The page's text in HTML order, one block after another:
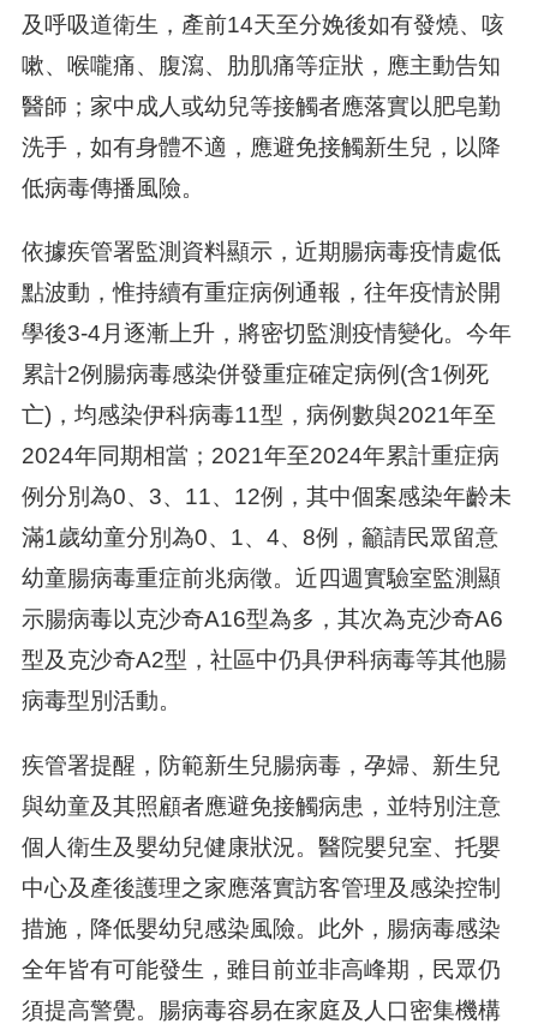
及呼吸道衛生，產前14天至分娩後如有發燒、咳
嗽、喉嚨痛、腹瀉、肋肌痛等症狀，應主動告知
醫師；家中成人或幼兒等接觸者應落實以肥皂勤
洗手，如有身體不適，應避免接觸新生兒，以降
低病毒傳播風險。
依據疾管署監測資料顯示，近期腸病毒疫情處低
點波動，惟持續有重症病例通報，往年疫情於開
學後3-4月逐漸上升，將密切監測疫情變化。今年
累計2例腸病毒感染併發重症確定病例(含1例死
亡)，均感染伊科病毒11型，病例數與2021年至
2024年同期相當；2021年至2024年累計重症病
例分別為0、3、11、12例，其中個案感染年齡未
滿1歲幼童分別為0、1、4、8例，籲請民眾留意
幼童腸病毒重症前兆病徵。近四週實驗室監測顯
示腸病毒以克沙奇A16型為多，其次為克沙奇A6
型及克沙奇A2型，社區中仍具伊科病毒等其他腸
病毒型別活動。
疾管署提醒，防範新生兒腸病毒，孕婦、新生兒
與幼童及其照顧者應避免接觸病患，並特別注意
個人衛生及嬰幼兒健康狀況。醫院嬰兒室、托嬰
中心及產後護理之家應落實訪客管理及感染控制
措施，降低嬰幼兒感染風險。此外，腸病毒感染
全年皆有可能發生，雖目前並非高峰期，民眾仍
須提高警覺。腸病毒容易在家庭及人口密集機構